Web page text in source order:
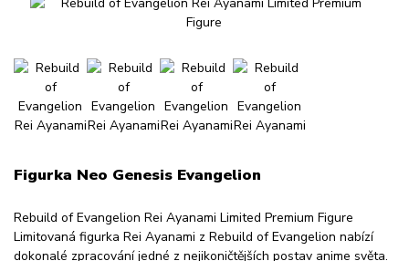
Figurka Neo Genesis Evangelion
Rebuild of Evangelion Rei Ayanami Limited Premium Figure
Limitovaná figurka Rei Ayanami z Rebuild of Evangelion nabízí
dokonalé zpracování jedné z nejikoničtějších postav anime světa.